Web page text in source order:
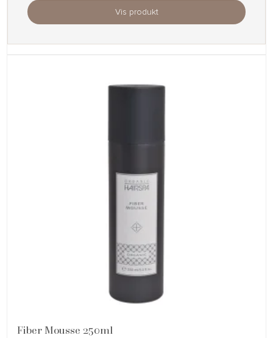
Vis produkt
Fiber Mousse 250ml